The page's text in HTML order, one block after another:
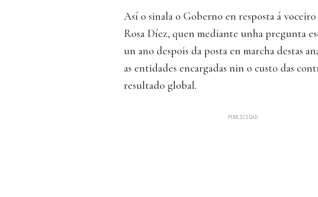
Así o sinala o Goberno en resposta á
Rosa Díez, quen mediante unha pregunta
un ano despois da posta en marcha destas
as entidades encargadas nin o custo das
resultado global.